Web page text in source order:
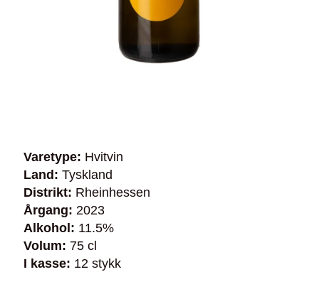
Varetype: Hvitvin
Land: Tyskland
Distrikt: Rheinhessen
Årgang: 2023
Alkohol: 11.5%
Volum: 75 cl
I kasse: 12 stykk